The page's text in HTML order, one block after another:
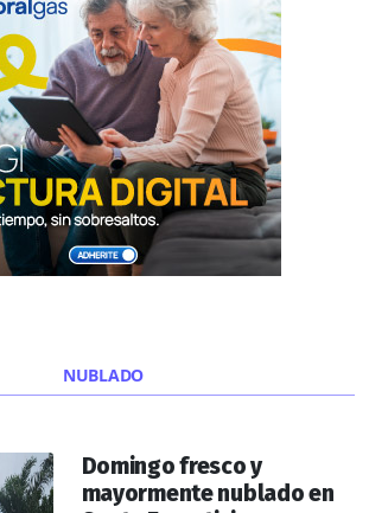
NUBLADO
Domingo fresco y
mayormente nublado en